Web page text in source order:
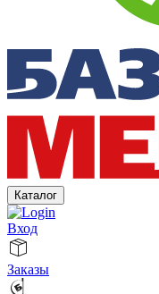
Каталог
Вход
Заказы